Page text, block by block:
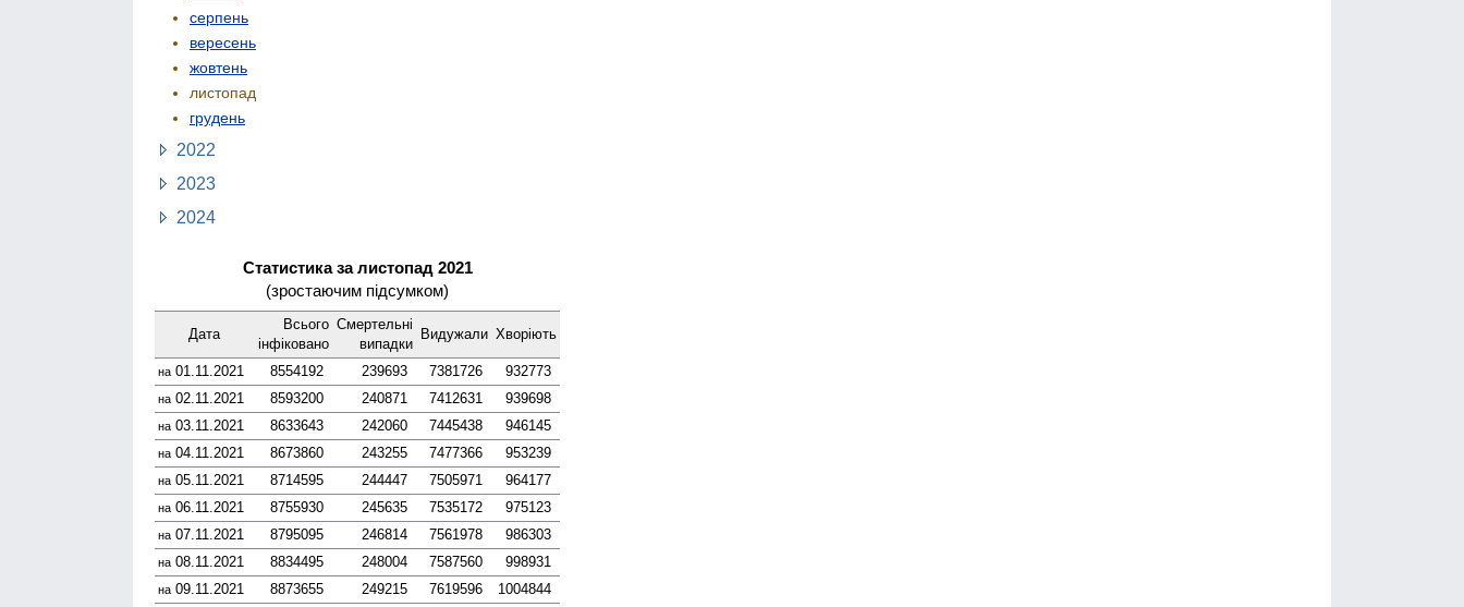
серпень
вересень
жовтень
листопад
грудень
2022
2023
2024
Статистика за листопад 2021
(зростаючим підсумком)
Дата
Всього
інфі­ковано
Смер­тельні
випадки
Виду­жали Хворіють
на 01.11.2021 8554192 239693 7381726 932773
на 02.11.2021 8593200 240871 7412631 939698
на 03.11.2021 8633643 242060 7445438 946145
на 04.11.2021 8673860 243255 7477366 953239
на 05.11.2021 8714595 244447 7505971 964177
на 06.11.2021 8755930 245635 7535172 975123
на 07.11.2021 8795095 246814 7561978 986303
на 08.11.2021 8834495 248004 7587560 998931
на 09.11.2021 8873655 249215 7619596 1004844